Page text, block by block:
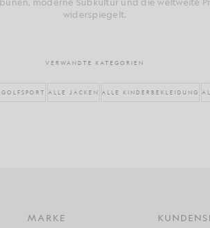
widerspiegelt.
VERWANDTE KATEGORIEN
ALLE JACKEN ALLE KINDERBEKLEIDUNG
MARKE